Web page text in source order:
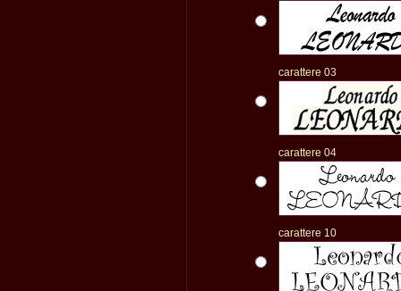
carattere 03
carattere 04
carattere 10